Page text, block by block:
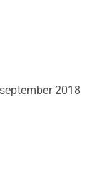
2018